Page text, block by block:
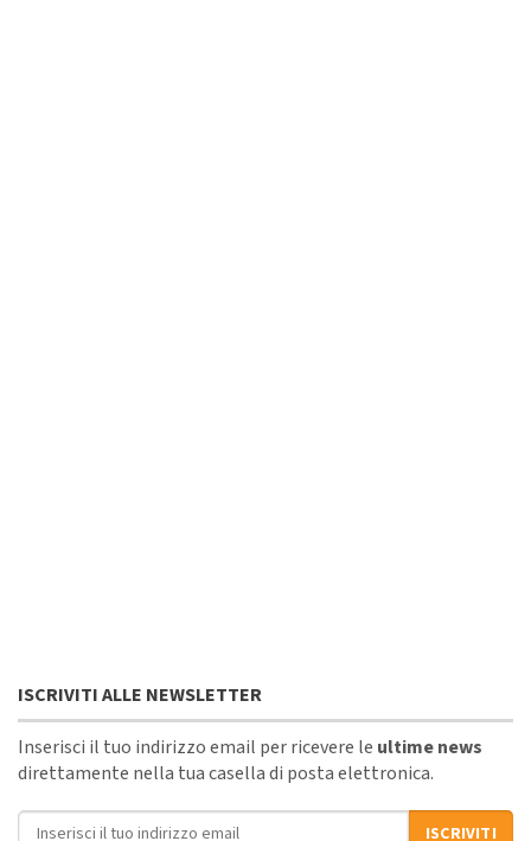
ISCRIVITI ALLE NEWSLETTER
Inserisci il tuo indirizzo email per ricevere le ultime news
direttamente nella tua casella di posta elettronica.
Indirizzo email
ISCRIVITI